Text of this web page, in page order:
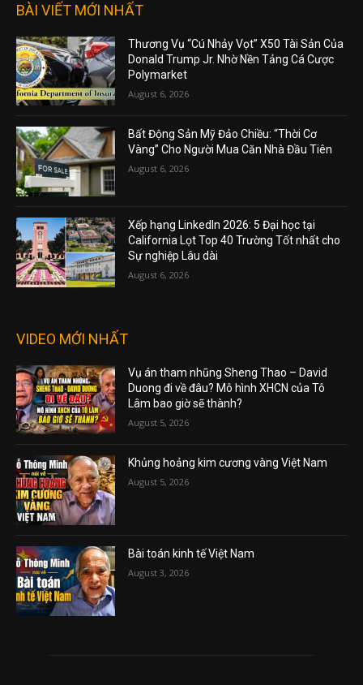
BÀI VIẾT MỚI NHẤT
Thương Vụ “Cú Nhảy Vọt” X50 Tài Sản Của
Donald Trump Jr. Nhờ Nền Tảng Cá Cược
Polymarket
August 6, 2026
Bất Động Sản Mỹ Đảo Chiều: “Thời Cơ
Vàng” Cho Người Mua Căn Nhà Đầu Tiên
August 6, 2026
Xếp hạng LinkedIn 2026: 5 Đại học tại
California Lọt Top 40 Trường Tốt nhất cho
Sự nghiệp Lâu dài
August 6, 2026
VIDEO MỚI NHẤT
Vụ án tham nhũng Sheng Thao – David
Duong đi về đâu? Mô hình XHCN của Tô
Lâm bao giờ sẽ thành?
August 5, 2026
Khủng hoảng kim cương vàng Việt Nam
August 5, 2026
Bài toán kinh tế Việt Nam
August 3, 2026